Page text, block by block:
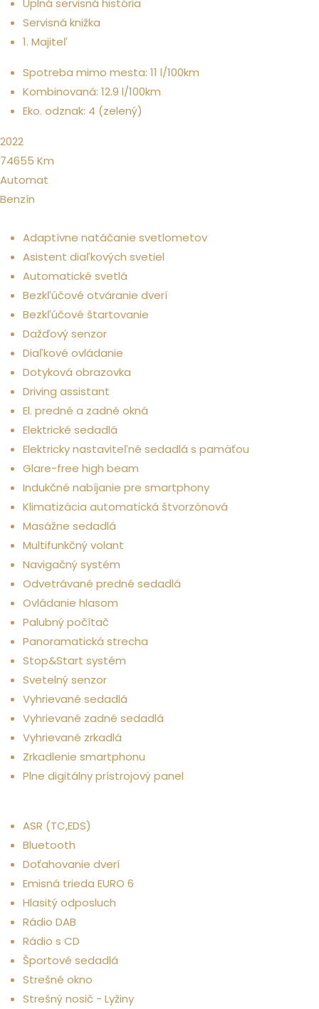
Úplná servisná história
Servisná knižka
1. Majiteľ
Spotreba mimo mesta: 11 l/100km
Kombinovaná: 12.9 l/100km
Eko. odznak: 4 (zelený)
2022
74655 Km
Automat
Benzín
Adaptívne natáčanie svetlometov
Asistent diaľkových svetiel
Automatické svetlá
Bezkľúčové otváranie dverí
Bezkľúčové štartovanie
Dažďový senzor
Diaľkové ovládanie
Dotyková obrazovka
Driving assistant
El. predné a zadné okná
Elektrické sedadlá
Elektricky nastaviteľné sedadlá s pamäťou
Glare-free high beam
Indukčné nabíjanie pre smartphony
Klimatizácia automatická štvorzónová
Masážne sedadlá
Multifunkčný volant
Navigačný systém
Odvetrávané predné sedadlá
Ovládanie hlasom
Palubný počítač
Panoramatická strecha
Stop&Start systém
Svetelný senzor
Vyhrievané sedadlá
Vyhrievané zadné sedadlá
Vyhrievané zrkadlá
Zrkadlenie smartphonu
Plne digitálny prístrojový panel
ASR (TC,EDS)
Bluetooth
Doťahovanie dverí
Emisná trieda EURO 6
Hlasitý odposluch
Rádio DAB
Rádio s CD
Športové sedadlá
Strešné okno
Strešný nosič - Lyžiny